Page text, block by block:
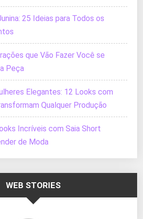
25 Ideias para Todos os
que Vão Fazer Você se
Peça
Elegantes: 12 Looks com
Qualquer Produção
Incríveis com Saia Short
de Moda
WEB STORIES